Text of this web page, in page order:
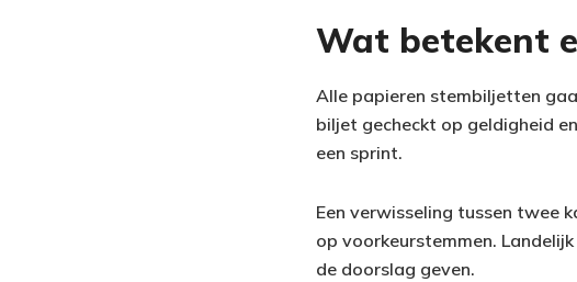
Wat betekent
Alle papieren stembiljetten
biljet gecheckt op geldigheid
een sprint.
Een verwisseling tussen twee
op voorkeurstemmen.
de doorslag geven.